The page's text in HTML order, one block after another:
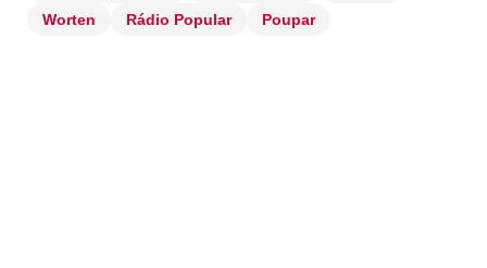
Worten
Rádio Popular Poupar